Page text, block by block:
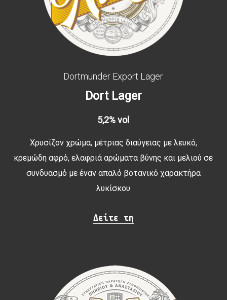
Dortmunder Export Lager
Dort Lager
5,2% vol
Χρυσίζoν χρώμα, μέτριας διαύγειας με λευκό,
κρεμώδη αφρό, ελαφριά αρώματα βύνης και μελιού σε
συνδυασμό με έναν απαλό βοτανικό χαρακτήρα
λυκίσκου
Δείτε τη